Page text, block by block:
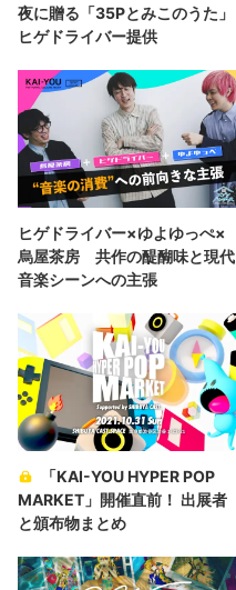
夜に贈る「35Pとみこのうた」
ヒゲドライバー提供
ヒゲドライバー×ゆよゆっぺ×
烏屋茶房 共作の醍醐味と現代
音楽シーンへの主張
「KAI-YOU HYPER POP
MARKET」開催直前！ 出展者
と頒布物まとめ